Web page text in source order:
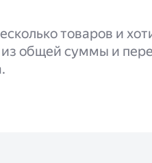
товаров и
общей суммы и